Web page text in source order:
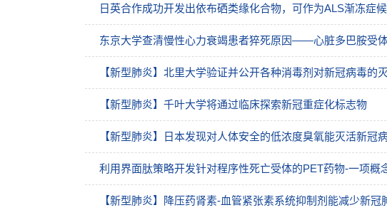
日英合作成功开发出依布硒类缘化合物，可作为ALS渐冻症
东京大学查清慢性心力衰竭患者猝死原因——心脏多巴胺受
【新型肺炎】北里大学验证并公开各种消毒剂对新冠病毒的
【新型肺炎】千叶大学将通过临床探索新冠重症化标志物
【新型肺炎】日本发现对人体安全的低浓度臭氧能灭活新冠
利用界面肽策略开发针对程序性死亡受体的PET药物-一项概
【新型肺炎】降压药肾素-血管紧张素系统抑制剂能减少新冠